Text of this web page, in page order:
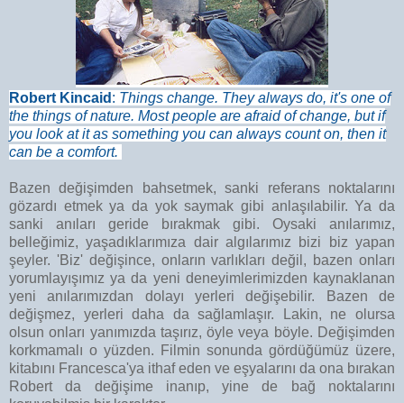
Robert Kincaid : Things change. They always do, it's one of
the things of nature. Most people are afraid of change, but if
you look at it as something you can always count on, then it
can be a comfort.
Bazen değişimden bahsetmek, sanki referans noktalarını
gözardı etmek ya da yok saymak gibi anlaşılabilir. Ya da
sanki anıları geride bırakmak gibi. Oysaki anılarımız,
belleğimiz, yaşadıklarımıza dair algılarımız bizi biz yapan
şeyler. 'Biz' değişince, onların varlıkları değil, bazen onları
yorumlayışımız ya da yeni deneyimlerimizden kaynaklanan
yeni anılarımızdan dolayı yerleri değişebilir. Bazen de
değişmez, yerleri daha da sağlamlaşır. Lakin, ne olursa
olsun onları yanımızda taşırız, öyle veya böyle. Değişimden
korkmamalı o yüzden. Filmin sonunda gördüğümüz üzere,
kitabını Francesca'ya ithaf eden ve eşyalarını da ona bırakan
Robert da değişime inanıp, yine de bağ noktalarını